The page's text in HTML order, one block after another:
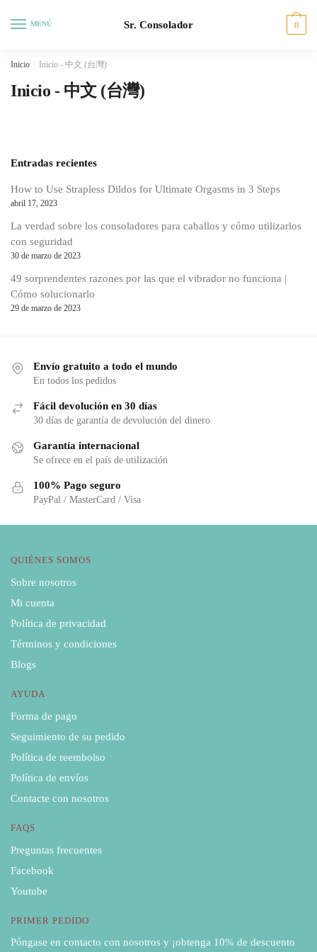
navegación
MENÚ Sr. Consolador 0
Inicio Inicio - 中文 (台灣)
Inicio - 中文 (台灣)
Entradas recientes
How to Use Strapless Dildos for Ultimate Orgasms in 3 Steps
abril 17, 2023
La verdad sobre los consoladores para caballos y cómo utilizarlos
con seguridad
30 de marzo de 2023
49 sorprendentes razones por las que el vibrador no funciona |
Cómo solucionarlo
29 de marzo de 2023
Envío gratuito a todo el mundo
En todos los pedidos
Fácil devolución en 30 días
30 días de garantía de devolución del dinero
Garantía internacional
Se ofrece en el país de utilización
100% Pago seguro
PayPal / MasterCard / Visa
QUIÉNES SOMOS
Sobre nosotros
Mi cuenta
Política de privacidad
Términos y condiciones
Blogs
AYUDA
Forma de pago
Seguimiento de su pedido
Política de reembolso
Política de envíos
Contacte con nosotros
FAQS
Preguntas frecuentes
Facebook
Youtube
PRIMER PEDIDO
Póngase en contacto con nosotros y ¡obtenga 10% de descuento